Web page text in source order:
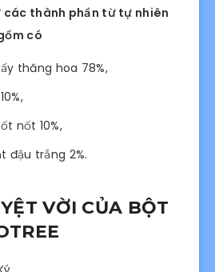
thành phần từ tự nhiên
có
thăng hoa 78%,
nốt 10%,
đậu trắng 2%.
VỜI CỦA BỘT